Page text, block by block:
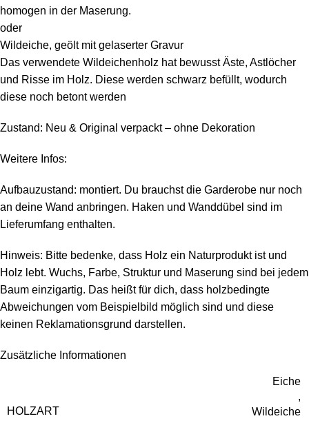
homogen in der Maserung.
oder
Wildeiche, geölt mit gelaserter Gravur
Das verwendete Wildeichenholz hat bewusst Äste, Astlöcher
und Risse im Holz. Diese werden schwarz befüllt, wodurch
diese noch betont werden
Zustand: Neu & Original verpackt – ohne Dekoration
Weitere Infos:
Aufbauzustand: montiert. Du brauchst die Garderobe nur noch
an deine Wand anbringen. Haken und Wanddübel sind im
Lieferumfang enthalten.
Hinweis: Bitte bedenke, dass Holz ein Naturprodukt ist und
Holz lebt. Wuchs, Farbe, Struktur und Maserung sind bei jedem
Baum einzigartig. Das heißt für dich, dass holzbedingte
Abweichungen vom Beispielbild möglich sind und diese
keinen Reklamationsgrund darstellen.
Zusätzliche Informationen
HOLZART
Eiche
,
Wildeiche